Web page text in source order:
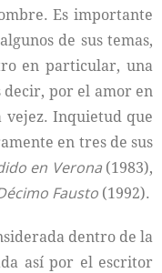
Es importante
de sus temas,
en particular, una
decir, por el amor en
vejez. Inquietud que
en tres de sus
en Verona(1983),
Fausto (1992).
dentro de la
así por el escritor